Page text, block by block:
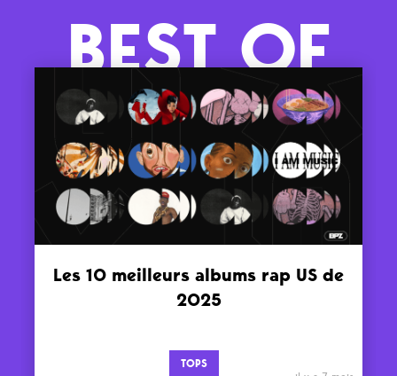
BEST OF
Les 10 meilleurs albums rap US de
2025
TOPS